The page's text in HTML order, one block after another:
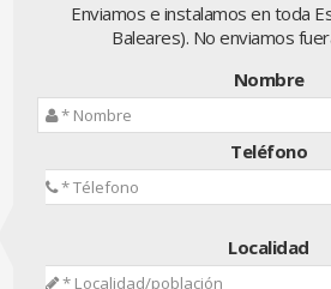
Enviamos e instalamos en toda
Baleares). No enviamos
Nombre
Teléfono
Localidad